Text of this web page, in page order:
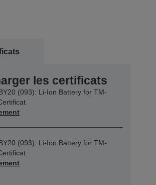
les certificats
(093): Li-Ion Battery for TM-
(093): Li-Ion Battery for TM-